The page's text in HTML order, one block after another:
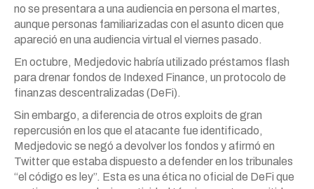
no se presentara a una audiencia en persona el martes,
aunque personas familiarizadas con el asunto dicen que
apareció en una audiencia virtual el viernes pasado.
En octubre, Medjedovic habría utilizado préstamos flash
para drenar fondos de Indexed Finance, un protocolo de
finanzas descentralizadas (DeFi).
Sin embargo, a diferencia de otros exploits de gran
repercusión en los que el atacante fue identificado,
Medjedovic se negó a devolver los fondos y afirmó en
Twitter que estaba dispuesto a defender en los tribunales
“el código es ley”. Esta es una ética no oficial de DeFi que